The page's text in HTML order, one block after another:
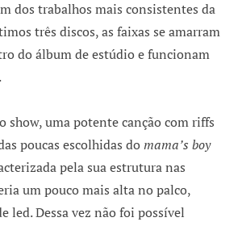
dos trabalhos mais consistentes da
três discos, as faixas se amarram
do álbum de estúdio e funcionam
show, uma potente canção com riffs
poucas escolhidas domama’s boy
pela sua estrutura nas
um pouco mais alta no palco,
led. Dessa vez não foi possível